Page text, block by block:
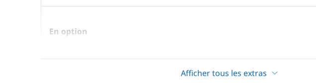
En option
Cuisinier (repas non inclus)
Afficher tous les extras